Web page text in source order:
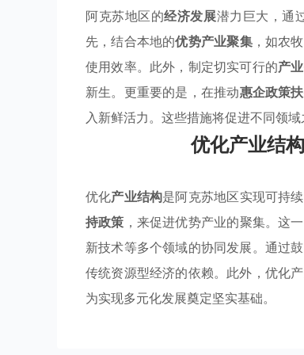
阿克苏地区的经济发展潜力巨大，通
先，结合本地的优势产业聚集，如农
使用效率。此外，制定切实可行的产
新生。更重要的是，在推动惠企政策
入新鲜活力。这些措施将促进不同领
优化产业结
优化产业结构是阿克苏地区实现可持
持政策 ，来促进优势产业的聚集。这
新技术等多个领域的协同发展。通过
传统资源型经济的依赖。此外，优化
为实现多元化发展奠定坚实基础。